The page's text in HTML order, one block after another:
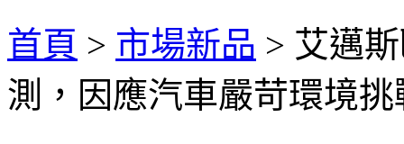
首頁 > 市場新品 > 艾邁
測，因應汽車嚴苛環境挑